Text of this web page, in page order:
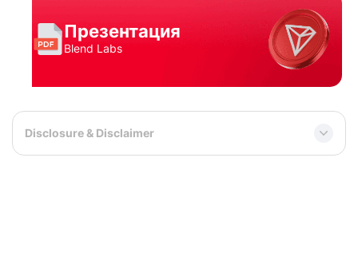
Презентация
Blend Labs
Disclosure & Disclaimer